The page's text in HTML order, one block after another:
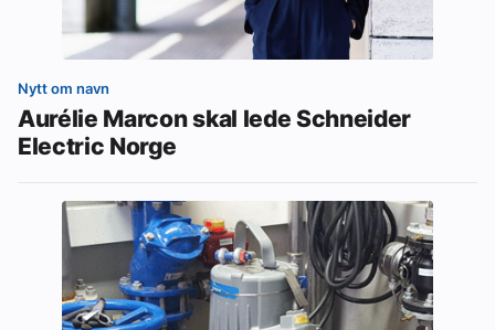
Nytt om navn
Aurélie Marcon skal lede Schneider
Electric Norge